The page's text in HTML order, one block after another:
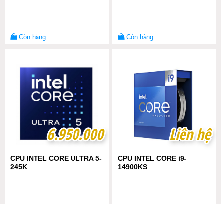
Còn hàng Còn hàng
6.950.000
6.950.000
CPU INTEL CORE ULTRA 5-
245K
Liên hệ
Liên hệ
CPU INTEL CORE i9-
14900KS